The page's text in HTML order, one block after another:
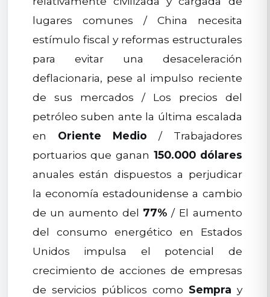
lugares comunes / China necesita
estímulo fiscal y reformas estructurales
para evitar una desaceleración
deflacionaria, pese al impulso reciente
de sus mercados / Los precios del
petróleo suben ante la última escalada
en Oriente Medio / Trabajadores
portuarios que ganan 150.000 dólares
anuales están dispuestos a perjudicar
la economía estadounidense a cambio
de un aumento del 77% / El aumento
del consumo energético en Estados
Unidos impulsa el potencial de
crecimiento de acciones de empresas
de servicios públicos como Sempra y